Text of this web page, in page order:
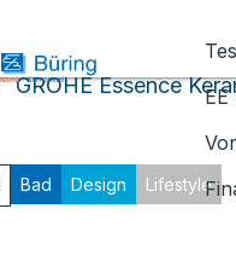
EE
GROHE Essence
Bad Design Lifestyle